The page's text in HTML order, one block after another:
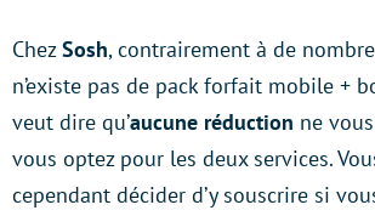
ChezSosh, contrairement à de
n’existe pas de pack forfait mobile +
veut dire qu’aucune réduction ne
vous optez pour les deux services.
cependant décider d’y souscrire si